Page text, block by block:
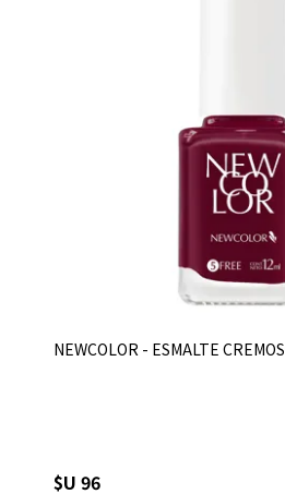
NEWCOLOR - ESMALTE
$U 96